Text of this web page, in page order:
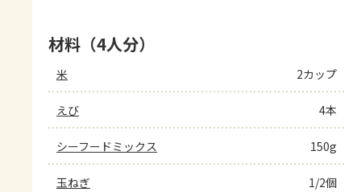
材料（4人分）
米 2カップ
えび 4本
シーフードミックス 150g
玉ねぎ 1/2個